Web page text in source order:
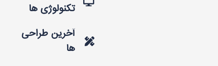
تکنولوژی ها
آخرین طراحی
ها